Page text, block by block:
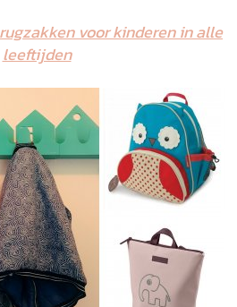
voor kinderen in alle
leeftijden